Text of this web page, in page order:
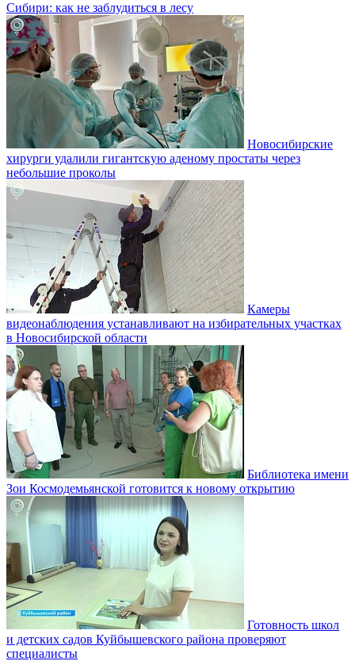
Сибири: как не заблудиться в лесу
Новосибирские
хирурги удалили гигантскую аденому простаты через
небольшие проколы
Камеры
видеонаблюдения устанавливают на избирательных участках
в Новосибирской области
Библиотека имени
Зои Космодемьянской готовится к новому открытию
Готовность школ
и детских садов Куйбышевского района проверяют
специалисты